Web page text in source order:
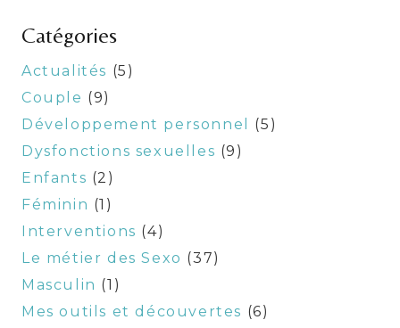
Catégories
Actualités (5)
Couple (9)
Développement personnel
(5)
Dysfonctions sexuelles (9)
Enfants (2)
Féminin (1)
Interventions (4)
Le métier des Sexo (37)
Masculin (1)
Mes outils et découvertes (6)